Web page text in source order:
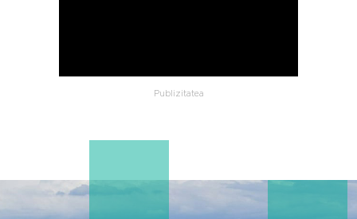
Publizitatea